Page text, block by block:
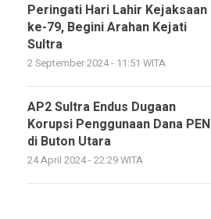
Peringati Hari Lahir Kejaksaan
ke-79, Begini Arahan Kejati
Sultra
2 September 2024 - 11:51 WITA
AP2 Sultra Endus Dugaan
Korupsi Penggunaan Dana PEN
di Buton Utara
24 April 2024 - 22:29 WITA